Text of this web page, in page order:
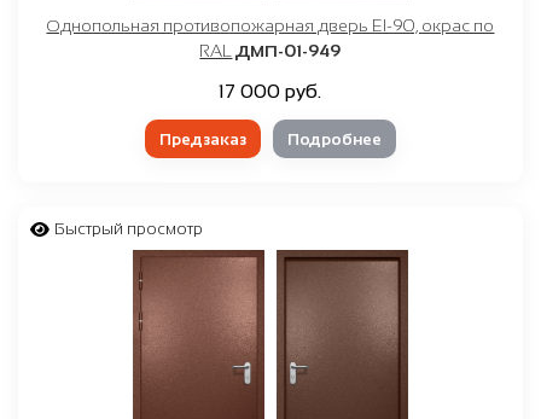
Однопольная противопожарная дверь EI-90, окрас по
RAL ДМП-01-949
17 000 руб.
Предзаказ Подробнее
Быстрый просмотр